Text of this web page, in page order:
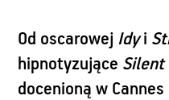
Od oscarowej Idyi
hipnotyzujące Silent
docenioną w Cannes